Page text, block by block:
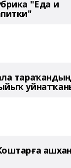
"Еда и
тараҡандың